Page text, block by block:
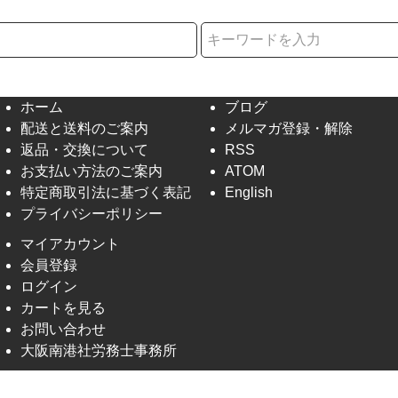
ホーム
配送と送料のご案内
返品・交換について
お支払い方法のご案内
特定商取引法に基づく表記
プライバシーポリシー
ブログ
メルマガ登録・解除
RSS
ATOM
English
マイアカウント
会員登録
ログイン
カートを見る
お問い合わせ
大阪南港社労務士事務所